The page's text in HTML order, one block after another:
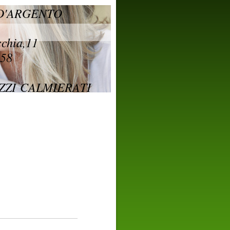
CALMIERATI